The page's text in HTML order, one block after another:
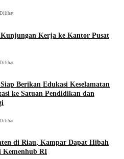
Kerja ke Kantor Pusat
Berikan Edukasi Keselamatan
ke Satuan Pendidikan dan
di Riau, Kampar Dapat Hibah
Kemenhub RI